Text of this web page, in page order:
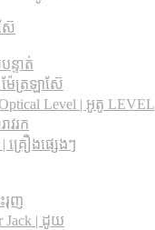
ែ
ន្ទាត់
ម៉ែត្រឡាស៊ែ
Level | អូតូ LEVEL
វរក
| គ្រឿងផ្សេងៗ
រុញ
Jack​ | ដូយ